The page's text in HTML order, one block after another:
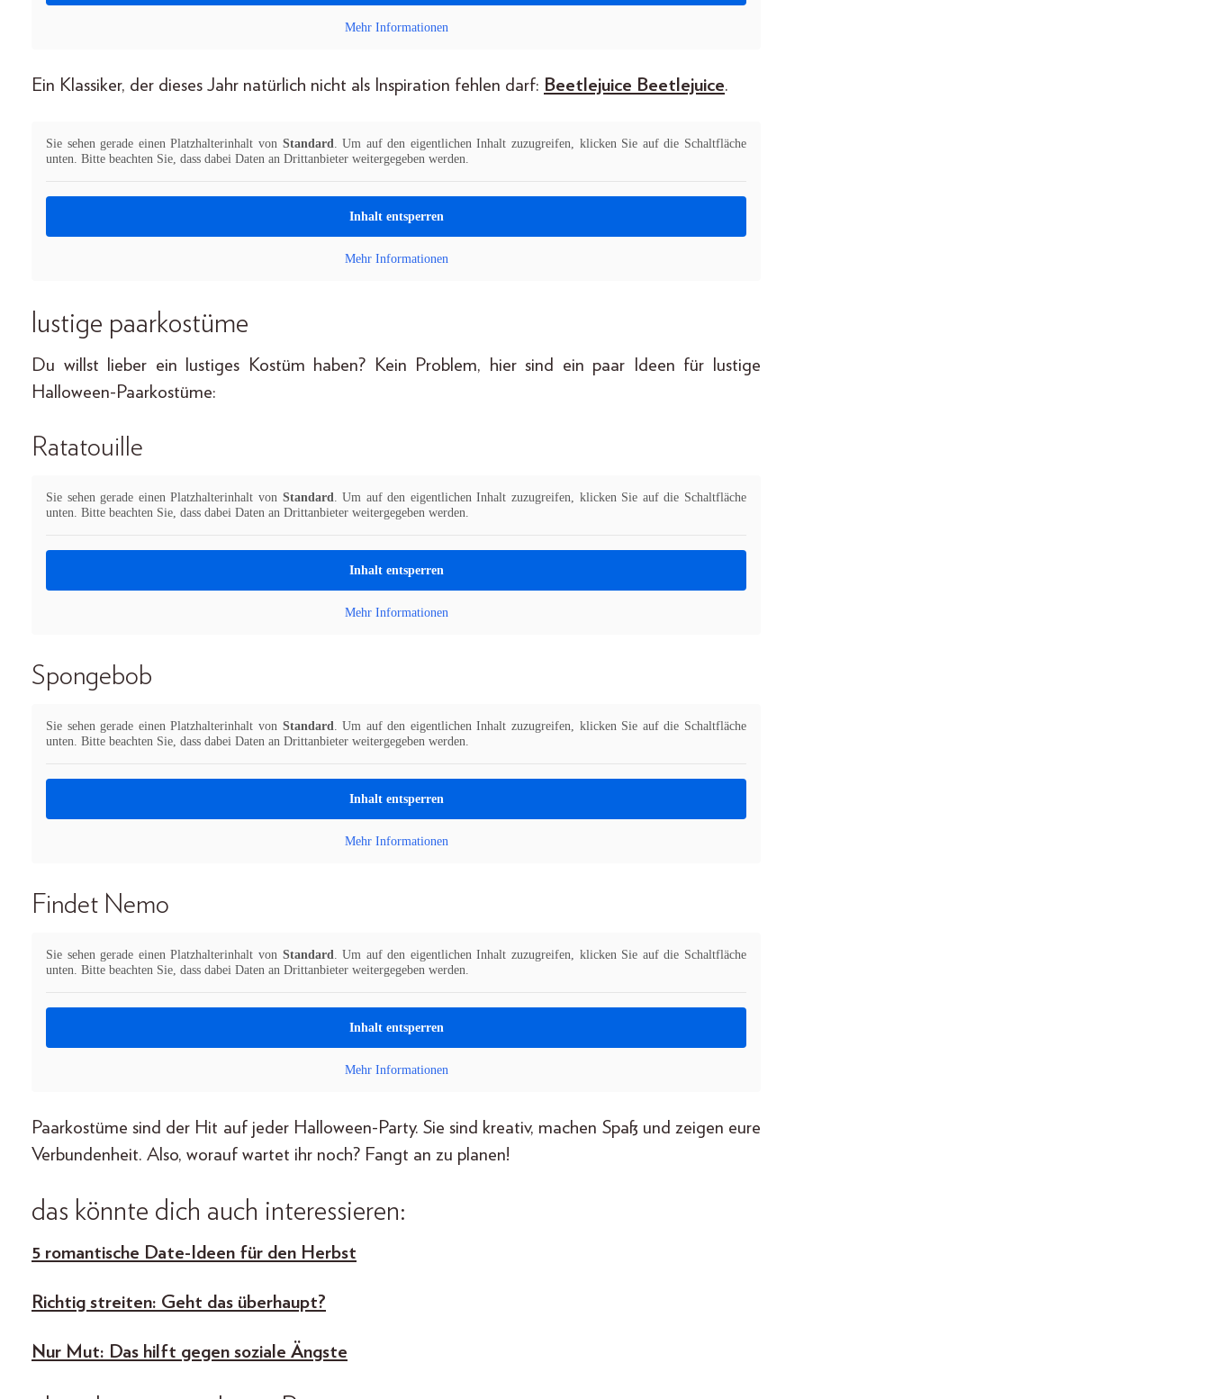
Mehr Informationen
Ein Klassiker, der dieses Jahr natürlich nicht als Inspiration fehlen darf: Beetlejuice Beetlejuice.
Sie sehen gerade einen Platzhalterinhalt von Standard . Um auf den eigentlichen Inhalt zuzugreifen, klicken Sie auf die Schaltfläche
unten. Bitte beachten Sie, dass dabei Daten an Drittanbieter weitergegeben werden.
Inhalt entsperren
Mehr Informationen
lustige paarkostüme
Du willst lieber ein lustiges Kostüm haben? Kein Problem, hier sind ein paar Ideen für lustige
Halloween-Paarkostüme:
Ratatouille
Sie sehen gerade einen Platzhalterinhalt von Standard . Um auf den eigentlichen Inhalt zuzugreifen, klicken Sie auf die Schaltfläche
unten. Bitte beachten Sie, dass dabei Daten an Drittanbieter weitergegeben werden.
Inhalt entsperren
Mehr Informationen
Spongebob
Sie sehen gerade einen Platzhalterinhalt von Standard . Um auf den eigentlichen Inhalt zuzugreifen, klicken Sie auf die Schaltfläche
unten. Bitte beachten Sie, dass dabei Daten an Drittanbieter weitergegeben werden.
Inhalt entsperren
Mehr Informationen
Findet Nemo
Sie sehen gerade einen Platzhalterinhalt von Standard . Um auf den eigentlichen Inhalt zuzugreifen, klicken Sie auf die Schaltfläche
unten. Bitte beachten Sie, dass dabei Daten an Drittanbieter weitergegeben werden.
Inhalt entsperren
Mehr Informationen
Paarkostüme sind der Hit auf jeder Halloween-Party. Sie sind kreativ, machen Spaß und zeigen eure
Verbundenheit. Also, worauf wartet ihr noch? Fangt an zu planen!
das könnte dich auch interessieren:
5 romantische Date-Ideen für den Herbst
Richtig streiten: Geht das überhaupt?
Nur Mut: Das hilft gegen soziale Ängste